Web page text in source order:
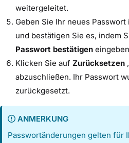
weitergeleitet.
Geben Sie Ihr neues Passwort
und bestätigen Sie es, indem
Passwort bestätigen
Klicken Sie auf Zurücksetzen
abzuschließen. Ihr Passwort
zurückgesetzt.
ANMERKUNG
Passwortänderungen gelten für